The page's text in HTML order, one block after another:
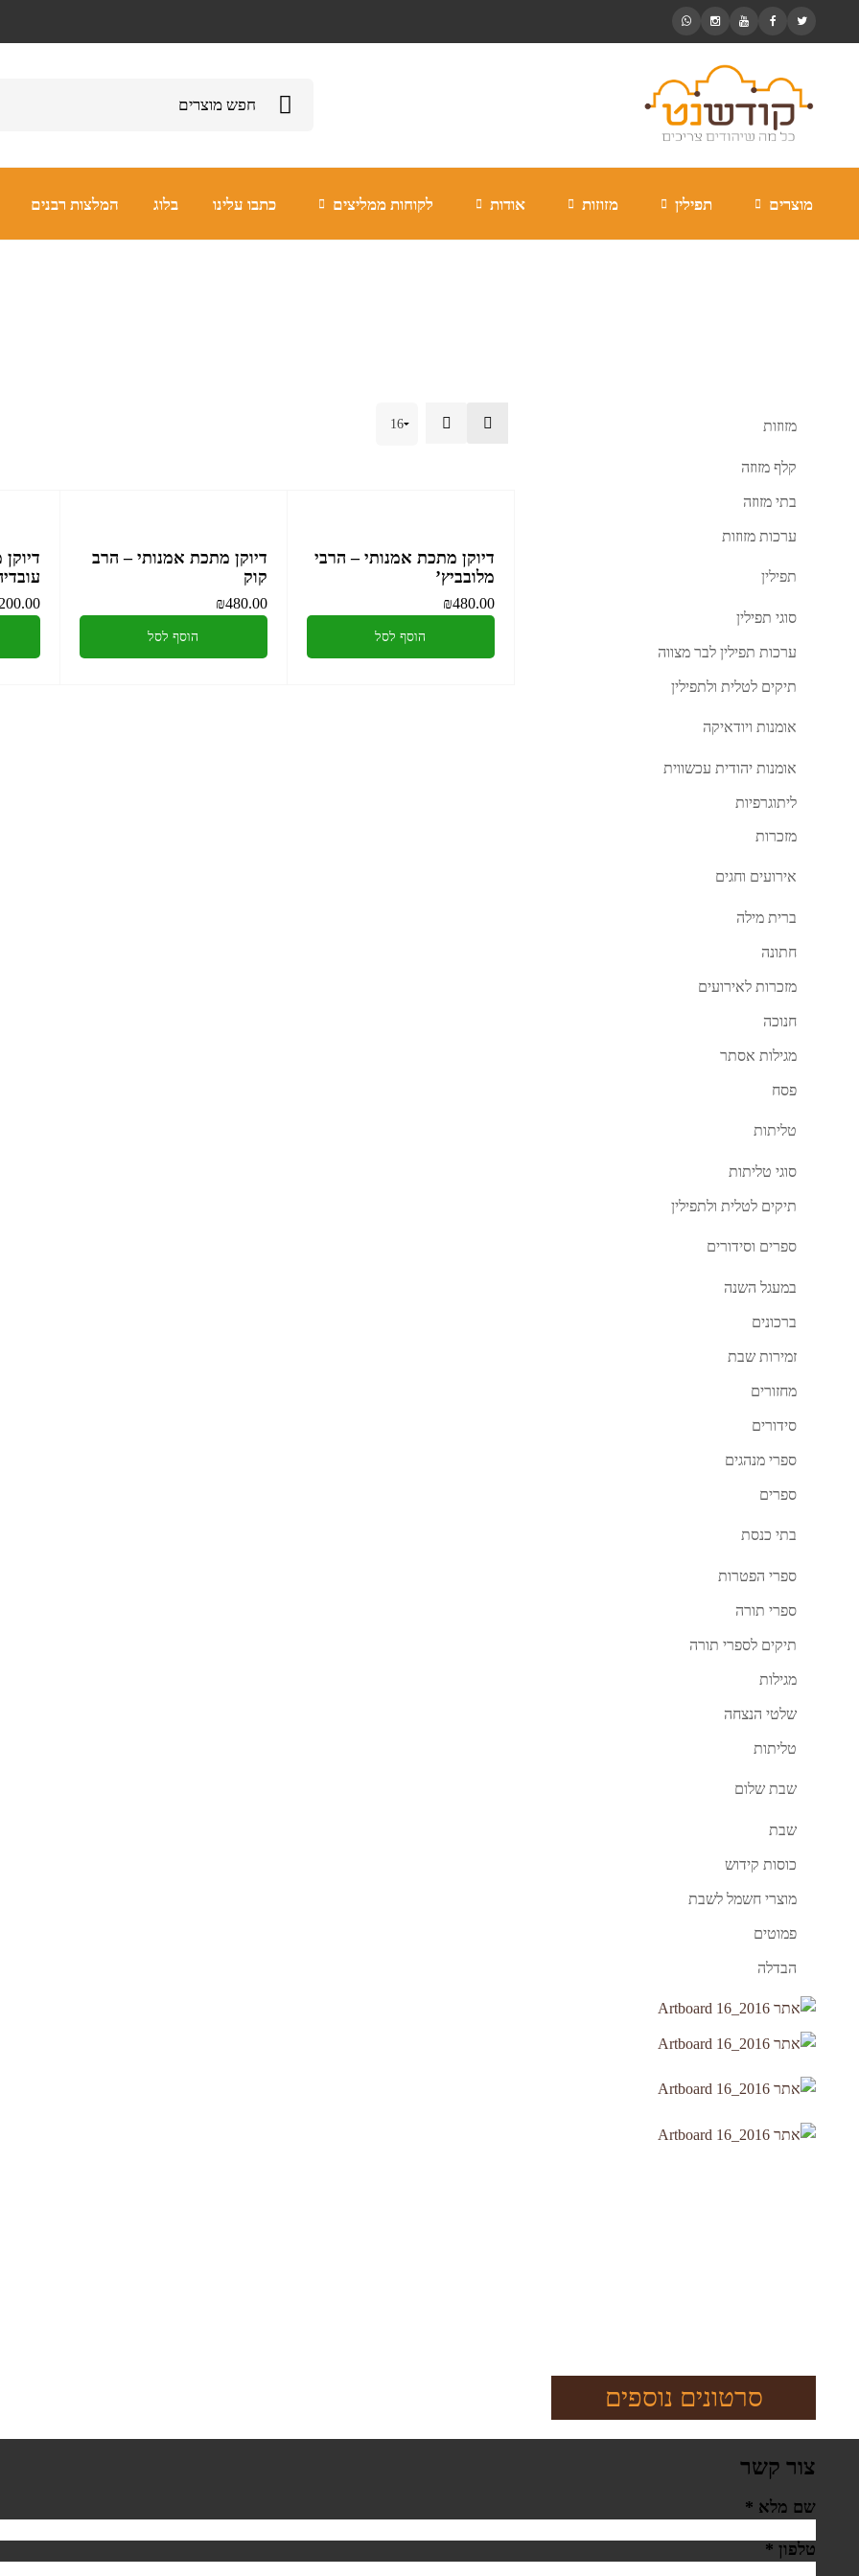
מוצרים תפילין מזוזות אודות לקוחות ממליצים כתבו עלינו בלוג המלצות רבנים
מזוזות
קלף מזוזה
בתי מזוזה
ערכות מזוזות
תפילין
סוגי תפילין
ערכות תפילין לבר מצווה
תיקים לטלית ולתפילין
אומנות ויודאיקה
אומנות יהודית עכשווית
ליתוגרפיות
מזכרות
אירועים וחגים
ברית מילה
חתונה
מזכרות לאירועים
חנוכה
מגילות אסתר
פסח
טליתות
סוגי טליתות
תיקים לטלית ולתפילין
ספרים וסידורים
במעגל השנה
ברכונים
זמירות שבת
מחזורים
סידורים
ספרי מנהגים
ספרים
בתי כנסת
ספרי הפטרות
ספרי תורה
תיקים לספרי תורה
מגילות
שלטי הנצחה
טליתות
שבת שלום
שבת
כוסות קידוש
מוצרי חשמל לשבת
פמוטים
הבדלה
סרטונים נוספים
דיוקן מתכת אמנותי – הרב
קוק
₪480.00
הוסף לסל
דיוקן מתכת אמנותי – הרבי
מלובביץ’
₪480.00
הוסף לסל
צור קשר
שם מלא *
טלפון *